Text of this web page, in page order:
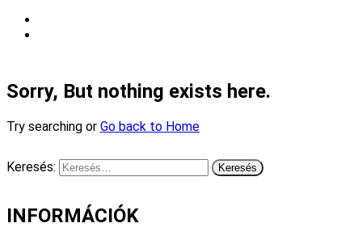
Sorry, But nothing exists here.
Try searching or Go back to Home
Keresés:
INFORMÁCIÓK